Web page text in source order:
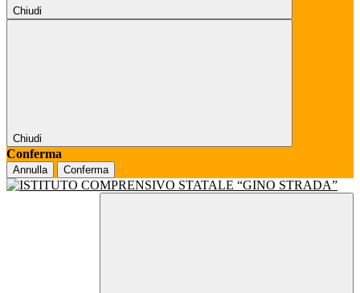
Chiudi
Chiudi
Conferma
Annulla Conferma